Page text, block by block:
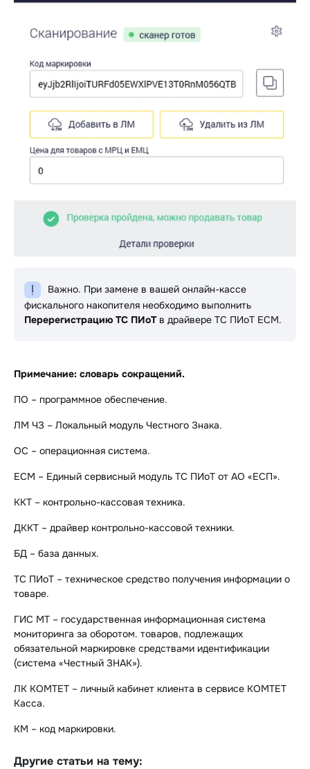
Важно. При замене в вашей онлайн-кассе
фискального накопителя необходимо выполнить
Перерегистрацию ТС ПИоТв драйвере ТС ПИоТ ЕСМ.
Примечание: словарь сокращений.
ПО – программное обеспечение.
ЛМ ЧЗ – Локальный модуль Честного Знака.
ОС – операционная система.
ЕСМ – Единый сервисный модуль ТС ПИоТ от АО «ЕСП».
ККТ – контрольно-кассовая техника.
ДККТ – драйвер контрольно-кассовой техники.
БД – база данных.
ТС ПИоТ – техническое средство получения информации о
товаре.
ГИС МТ – государственная информационная система
мониторинга за оборотом. товаров, подлежащих
обязательной маркировке средствами идентификации
(система «Честный ЗНАК»).
ЛК КОМТЕТ – личный кабинет клиента в сервисе КОМТЕТ
Касса.
КМ – код маркировки.
Другие статьи на тему: